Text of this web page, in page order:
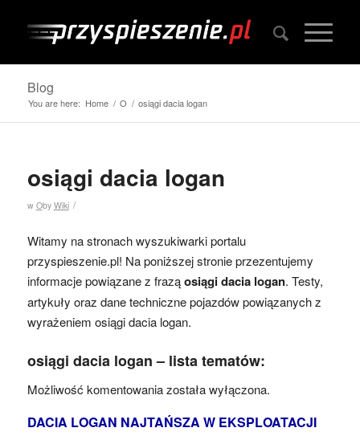
Blog
You are here: Home / O / osiągi dacia logan
osiągi dacia logan
w O /
by Wiki
Witamy na stronach wyszukiwarki portalu
przyspieszenie.pl! Na poniższej stronie przezentujemy
informacje powiązane z fraząosiągi dacia logan. Testy,
artykuły oraz dane techniczne pojazdów powiązanych z
wyrażeniem osiągi dacia logan.
osiągi dacia logan – lista tematów:
Możliwość komentowania została wyłączona.
DACIA LOGAN NAJTAŃSZA W EKSPLOATACJI